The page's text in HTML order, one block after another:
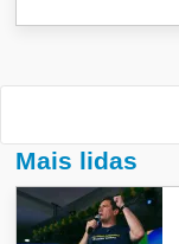
Mais lidas